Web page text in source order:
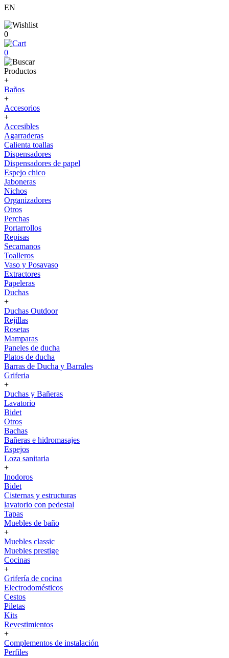
EN
0
0
Productos
+
Baños
+
Accesorios
+
Accesibles
Agarraderas
Calienta toallas
Dispensadores
Dispensadores de papel
Espejo chico
Jaboneras
Nichos
Organizadores
Otros
Perchas
Portarrollos
Repisas
Secamanos
Toalleros
Vaso y Posavaso
Extractores
Papeleras
Duchas
+
Duchas Outdoor
Rejillas
Rosetas
Mamparas
Paneles de ducha
Platos de ducha
Barras de Ducha y Barrales
Griferia
+
Duchas y Bañeras
Lavatorio
Bidet
Otros
Bachas
Bañeras e hidromasajes
Espejos
Loza sanitaria
+
Inodoros
Bidet
Cisternas y estructuras
lavatorio con pedestal
Tapas
Muebles de baño
+
Muebles classic
Muebles prestige
Cocinas
+
Grifería de cocina
Electrodomésticos
Cestos
Piletas
Kits
Revestimientos
+
Complementos de instalación
Perfiles